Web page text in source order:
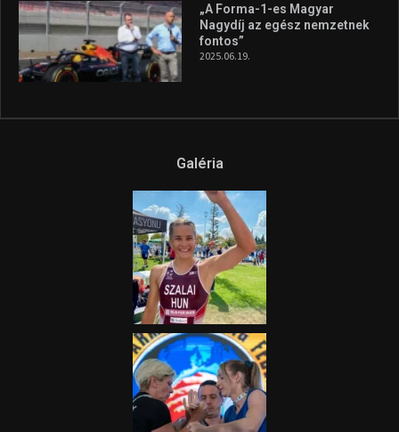
„A Forma-1-es Magyar
Nagydíj az egész nemzetnek
fontos”
2025.06.19.
Galéria